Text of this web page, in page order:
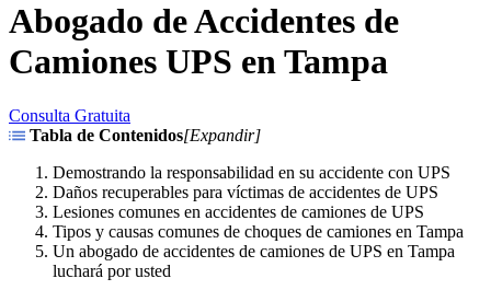
Abogado de Accidentes de
Camiones UPS en Tampa
Consulta Gratuita
Tabla de Contenidos[Expandir]
Demostrando la responsabilidad en su accidente con UPS
Daños recuperables para víctimas de accidentes de UPS
Lesiones comunes en accidentes de camiones de UPS
Tipos y causas comunes de choques de camiones en Tampa
Un abogado de accidentes de camiones de UPS en Tampa
luchará por usted